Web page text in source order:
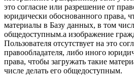
это согласие или разрешение от
юридически обоснованного права,
материалы в Базу данных, в том
общедоступным.а изображение
Пользователя отсутствует на это
правообладателя, либо иного
права, чтобы загружать такие
числе делать его общедоступным.